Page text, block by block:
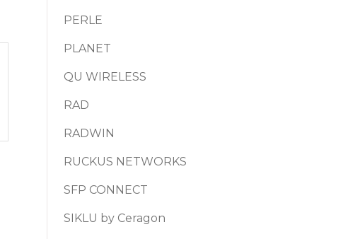
PERLE
PLANET
QU WIRELESS
RAD
RADWIN
RUCKUS NETWORKS
SFP CONNECT
SIKLU by Ceragon